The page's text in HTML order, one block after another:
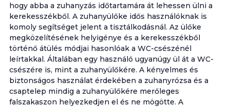
hogy abba a zuhanyzás időtartamára át lehessen ülni a
kerekesszékből. A zuhanyülőke idős használóknak is
komoly segítséget jelent a tisztálkodásnál. Az ülőke
megközelítésének helyigénye és a kerekesszékből
történő átülés módjai hasonlóak a WC-csészénél
leírtakkal. Általában egy használó ugyanúgy ül át a WC-
csészére is, mint a zuhanyülőkére. A kényelmes és
biztonságos használat érdekében a zuhanyrózsa és a
csaptelep mindig a zuhanyülőkére merőleges
falszakaszon helyezkedjen el és ne mögötte. A